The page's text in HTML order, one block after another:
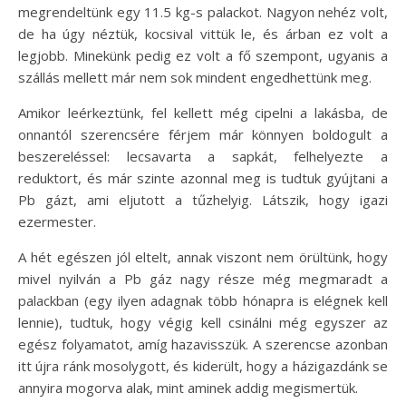
megrendeltünk egy 11.5 kg-s palackot. Nagyon nehéz volt,
de ha úgy néztük, kocsival vittük le, és árban ez volt a
legjobb. Minekünk pedig ez volt a fő szempont, ugyanis a
szállás mellett már nem sok mindent engedhettünk meg.
Amikor leérkeztünk, fel kellett még cipelni a lakásba, de
onnantól szerencsére férjem már könnyen boldogult a
beszereléssel: lecsavarta a sapkát, felhelyezte a
reduktort, és már szinte azonnal meg is tudtuk gyújtani a
Pb gázt, ami eljutott a tűzhelyig. Látszik, hogy igazi
ezermester.
A hét egészen jól eltelt, annak viszont nem örültünk, hogy
mivel nyilván a Pb gáz nagy része még megmaradt a
palackban (egy ilyen adagnak több hónapra is elégnek kell
lennie), tudtuk, hogy végig kell csinálni még egyszer az
egész folyamatot, amíg hazavisszük. A szerencse azonban
itt újra ránk mosolygott, és kiderült, hogy a házigazdánk se
annyira mogorva alak, mint aminek addig megismertük.